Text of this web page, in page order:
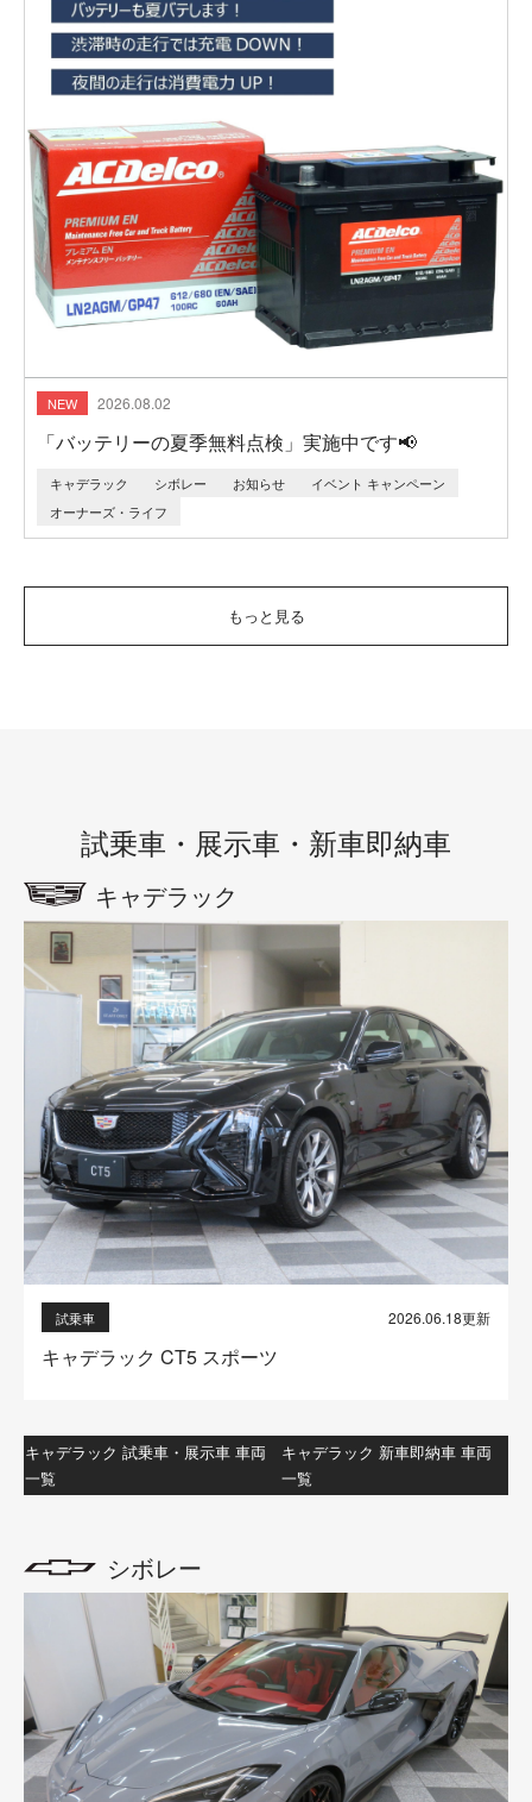
2026.08.02
「バッテリーの夏季無料点検」実施中です📢
キャデラック シボレー お知らせ
イベント キャンペーン
オーナーズ・ライフ
もっと見る
試乗車・展示車・新車即納車
キャデラック
試乗車 2026.06.18更新
キャデラック CT5 スポーツ
キャデラック 試乗車・展示車 車両
一覧
キャデラック 新車即納車 車両
一覧
シボレー